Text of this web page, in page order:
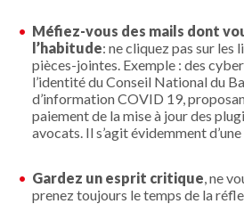
Méfiez-vous des mails dont
l’habitude: ne cliquez pas sur les
pièces-jointes. Exemple : des
l’identité du Conseil National du
d’information COVID 19,
paiement de la mise à jour des
avocats. Il s’agit évidemment
Gardez un esprit critique , ne
prenez toujours le temps de la